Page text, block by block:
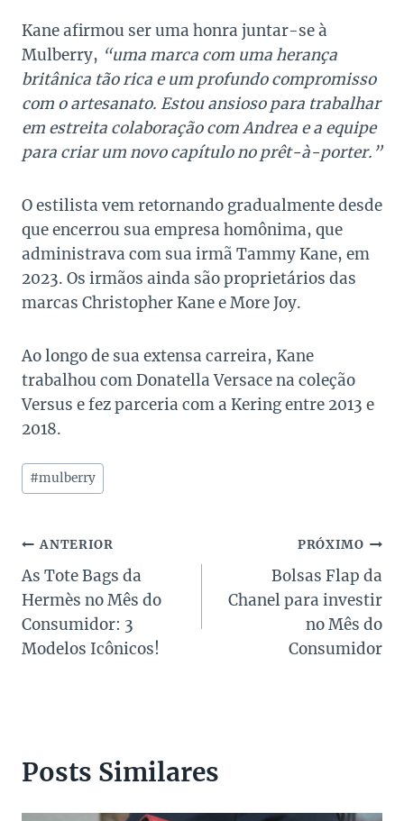
Kane afirmou ser uma honra juntar-se à
Mulberry, “uma marca com uma herança
britânica tão rica e um profundo compromisso
com o artesanato. Estou ansioso para trabalhar
em estreita colaboração com Andrea e a equipe
para criar um novo capítulo no prêt-à-porter.”
O estilista vem retornando gradualmente desde
que encerrou sua empresa homônima, que
administrava com sua irmã Tammy Kane, em
2023. Os irmãos ainda são proprietários das
marcas Christopher Kane e More Joy.
Ao longo de sua extensa carreira, Kane
trabalhou com Donatella Versace na coleção
Versus e fez parceria com a Kering entre 2013 e
2018.
Tags
do
#mulberry
Navegação
de
Post
ANTERIOR
As Tote Bags da
Hermès no Mês do
Consumidor: 3
Modelos Icônicos!
PRÓXIMO
Bolsas Flap da
Chanel para investir
no Mês do
Consumidor
Posts Similares